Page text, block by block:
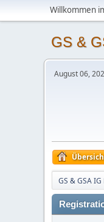
Willkommen
GS &
August 06,
GS & GSA